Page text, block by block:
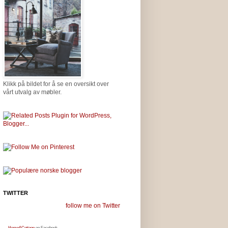
Klikk på bildet for å se en oversikt over
vårt utvalg av møbler.
TWITTER
follow me on Twitter